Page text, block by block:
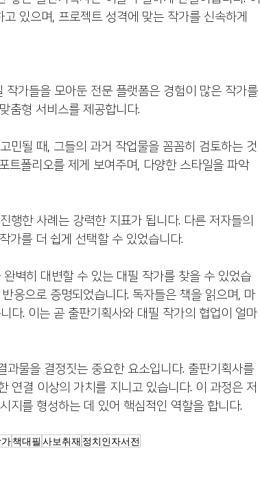
있으며, 프로젝트 성격에 맞는 작가를 신속하게
작가들을 모아둔 전문 플랫폼은 경험이 많은 작가를
춤형 서비스를 제공합니다.
민될 때, 그들의 과거 작업물을 꼼꼼히 검토하는 것
트폴리오를 제게 보여주며, 다양한 스타일을 파악
행한 사례는 강력한 지표가 됩니다. 다른 저자들의
가를 더 쉽게 선택할 수 있었습니다.
벽히 대변할 수 있는 대필 작가를 찾을 수 있었습
응으로 증명되었습니다. 독자들은 책을 읽으며, 마
다. 이는 곧 출판기획사와 대필 작가의 협업이 얼마
물을 결정짓는 중요한 요소입니다. 출판기획사를
연결 이상의 가치를 지니고 있습니다. 이 과정은 저
지를 형성하는 데 있어 핵심적인 역할을 합니다.
책대필 사보취재 정치인자서전